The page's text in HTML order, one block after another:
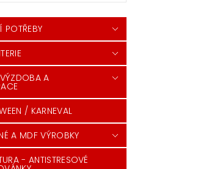
POTŘEBY
A
/ KARNEVAL
A MDF VÝROBKY
- ANTISTRESOVÉ